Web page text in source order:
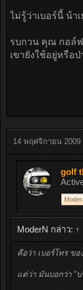
ไม่รู้ว่าเบอร์นี้ น้า
รบกวน คุณ กอล์ฟ
เขายังใช้อยู่หรือป่
14 พฤศจิกายน 2009
golf
ModerN กล่าว: ↑
คือว่า เบอร์โทร ข
แต่ว่า มันบอกว่า "